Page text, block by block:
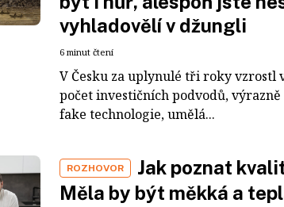
vyhladovělí v džungli
6 minut čtení
V Česku za uplynulé tři roky vzrostl
počet investičních podvodů,
fake technologie, umělá...
ROZHOVOR
Jak poznat
Měla by být měkká a